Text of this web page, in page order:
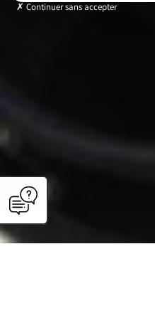
Continuer sans accepter